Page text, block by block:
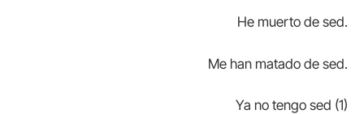
He muerto de sed.
Me han matado de sed.
Ya no tengo sed (1)